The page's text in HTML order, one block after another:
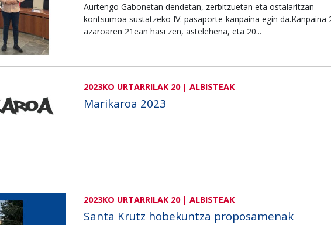
Aurtengo Gabonetan dendetan, zerbitzuetan eta ostalaritzan
kontsumoa sustatzeko IV. pasaporte-kanpaina egin da.Kanpaina
azaroaren 21ean hasi zen, astelehena, eta 20...
2023KO URTARRILAK 20 | ALBISTEAK
Marikaroa 2023
2023KO URTARRILAK 20 | ALBISTEAK
Santa Krutz hobekuntza proposamenak